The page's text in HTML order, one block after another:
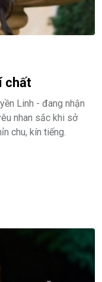
chất
Linh - đang nhận
nhan sắc khi sở
chu, kín tiếng.